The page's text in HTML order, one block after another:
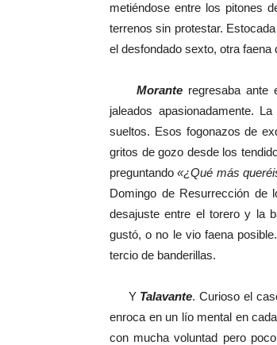
metiéndose entre los pitones
terrenos sin protestar.
el desfondado sexto, otra
Morante regresaba ante
jaleados apasionadamente.
sueltos. Esos fogonazos de
gritos de gozo desde los
preguntando«¿Qué más
Domingo de Resurrección
desajuste entre el torero y la
gustó, o no le vio faena
tercio de banderillas.
Y Talavante. Curioso el
enroca en un lío mental en
con mucha voluntad pero